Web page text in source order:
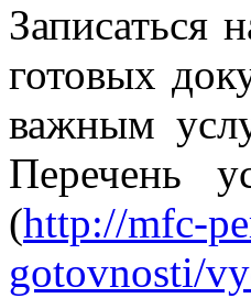
Записаться
готовых
важным
Перечень
(http://mfc-
gotovnosti/